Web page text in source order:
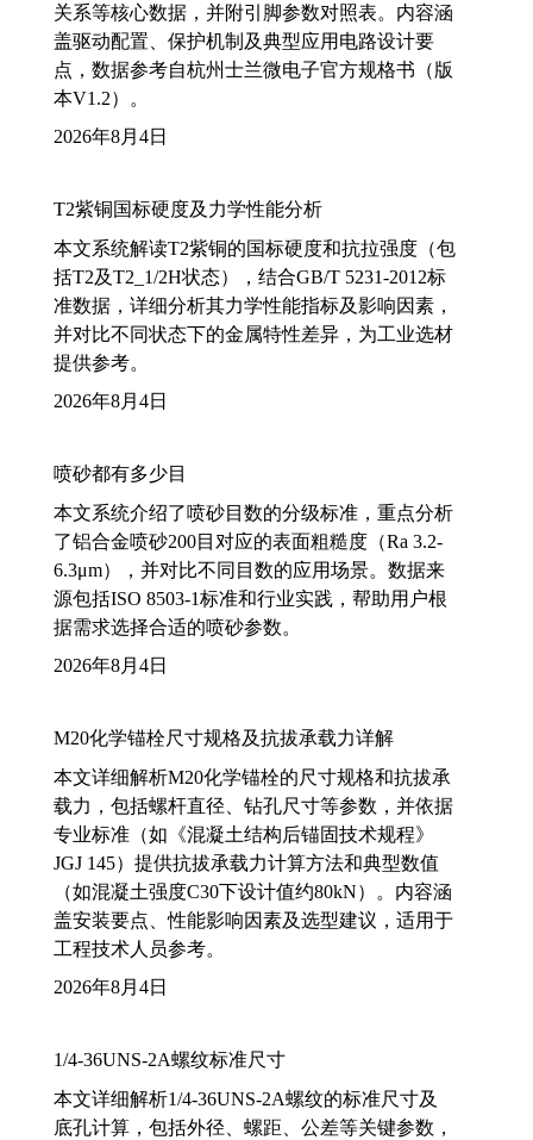
关系等核心数据，并附引脚参数对照表。内容涵
盖驱动配置、保护机制及典型应用电路设计要
点，数据参考自杭州士兰微电子官方规格书（版
本V1.2）。
2026年8月4日
T2紫铜国标硬度及力学性能分析
本文系统解读T2紫铜的国标硬度和抗拉强度（包
括T2及T2_1/2H状态），结合GB/T 5231-2012标
准数据，详细分析其力学性能指标及影响因素，
并对比不同状态下的金属特性差异，为工业选材
提供参考。
2026年8月4日
喷砂都有多少目
本文系统介绍了喷砂目数的分级标准，重点分析
了铝合金喷砂200目对应的表面粗糙度（Ra 3.2-
6.3μm），并对比不同目数的应用场景。数据来
源包括ISO 8503-1标准和行业实践，帮助用户根
据需求选择合适的喷砂参数。
2026年8月4日
M20化学锚栓尺寸规格及抗拔承载力详解
本文详细解析M20化学锚栓的尺寸规格和抗拔承
载力，包括螺杆直径、钻孔尺寸等参数，并依据
专业标准（如《混凝土结构后锚固技术规程》
JGJ 145）提供抗拔承载力计算方法和典型数值
（如混凝土强度C30下设计值约80kN）。内容涵
盖安装要点、性能影响因素及选型建议，适用于
工程技术人员参考。
2026年8月4日
1/4-36UNS-2A螺纹标准尺寸
本文详细解析1/4-36UNS-2A螺纹的标准尺寸及
底孔计算，包括外径、螺距、公差等关键参数，